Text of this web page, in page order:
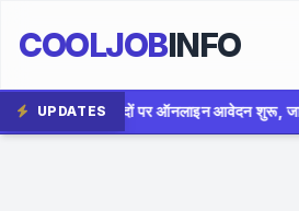
COOLJOBINFO
UPDATES
आवेदन शुरू, जानिए कौन कर सकता है अप्लाई